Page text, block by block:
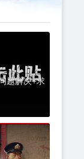
题解决+求